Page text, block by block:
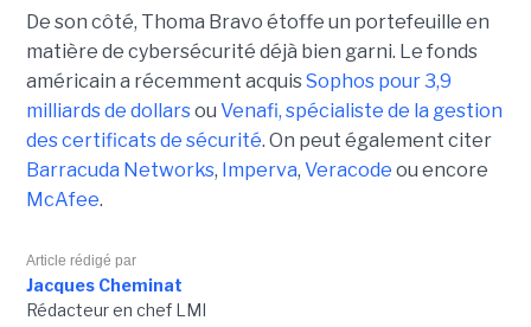
De son côté, Thoma Bravo étoffe un portefeuille en
matière de cybersécurité déjà bien garni. Le fonds
américain a récemment acquisSophos pour 3,9
milliards de dollarsou Venafi, spécialiste de la gestion
des certificats de sécurité. On peut également citer
Barracuda Networks, Imperva, Veracode ou encore
McAfee.
Article rédigé par
Jacques Cheminat
Rédacteur en chef LMI